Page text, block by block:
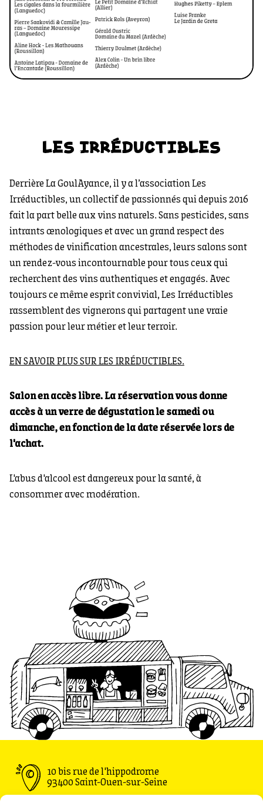
LES IRRÉDUCTIBLES
Derrière La GoulAyance, il y a l’association Les
Irréductibles, un collectif de passionnés qui depuis 2016
fait la part belle aux vins naturels. Sans pesticides, sans
intrants œnologiques et avec un grand respect des
méthodes de vinification ancestrales, leurs salons sont
un rendez-vous incontournable pour tous ceux qui
recherchent des vins authentiques et engagés. Avec
toujours ce même esprit convivial, Les Irréductibles
rassemblent des vignerons qui partagent une vraie
passion pour leur métier et leur terroir.
EN SAVOIR PLUS SUR LES IRRÉDUCTIBLES.
Salon en accès libre. La réservation vous donne
accès à un verre de dégustation le samedi ou
dimanche, en fonction de la date réservée lors de
l'achat.
L'abus d'alcool est dangereux pour la santé, à
consommer avec modération.
10 bis rue de l'hippodrome
93400 Saint-Ouen-sur-Seine